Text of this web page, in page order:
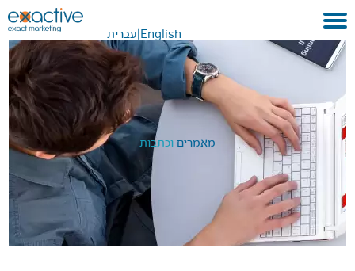
עברית English
בית
אודות
לקוחות ועבודות
שירותים
METAVERSE
מאמרים וכתבות